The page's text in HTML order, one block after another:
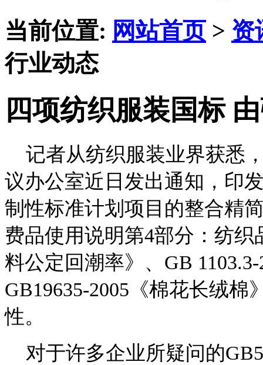
当前位置: 网站首页> 资
行业动态
四项纺织服装国标
记者从纺织服装业界获悉
议办公室近日发出通知，印
制性标准计划项目的整合精
费品使用说明第4部分：纺织
料公定回潮率》、GB
GB19635-2005《棉花长绒
性。
对于许多企业所疑问的